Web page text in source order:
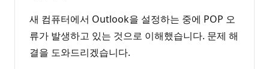
새 컴퓨터에서 Outlook을 설정하는 중에 POP 오
류가 발생하고 있는 것으로 이해했습니다. 문제 해
결을 도와드리겠습니다.